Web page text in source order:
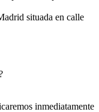
situada en calle
inmediatamente